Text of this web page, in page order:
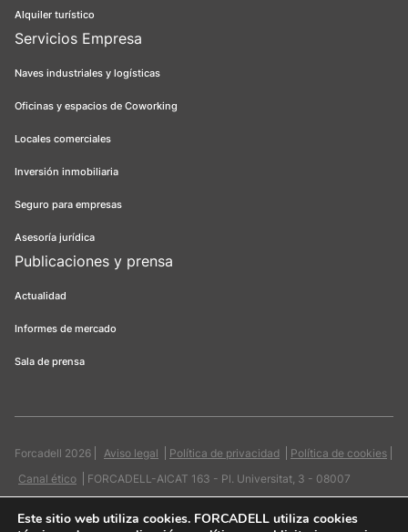
Alquiler turístico
Servicios Empresa
Naves industriales y logísticas
Oficinas y espacios de Coworking
Locales comerciales
Inversión inmobiliaria
Seguro para empresas
Asesoría jurídica
Publicaciones y prensa
Actualidad
Informes de mercado
Sala de prensa
Forcadell 2026 Aviso legal Política de privacidad
Política de cookies
Canal ético
FORCADELL-AICAT 163 - Pl. Universitat, 3 - 08007
Este sitio web utiliza cookies. FORCADELL utiliza cookies